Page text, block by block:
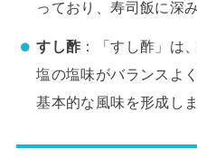
っており、寿司飯に深
すし酢：「すし酢」は
塩の塩味がバランスよ
基本的な風味を形成しま